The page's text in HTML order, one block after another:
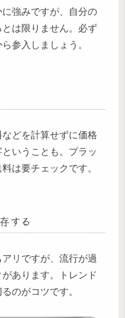
強みですが、自分の
は限りません。必ず
参入しましょう。
どを計算せずに価格
いうことも。プラッ
は要チェックです。
する
リですが、流行が過
あります。トレンド
のがコツです。